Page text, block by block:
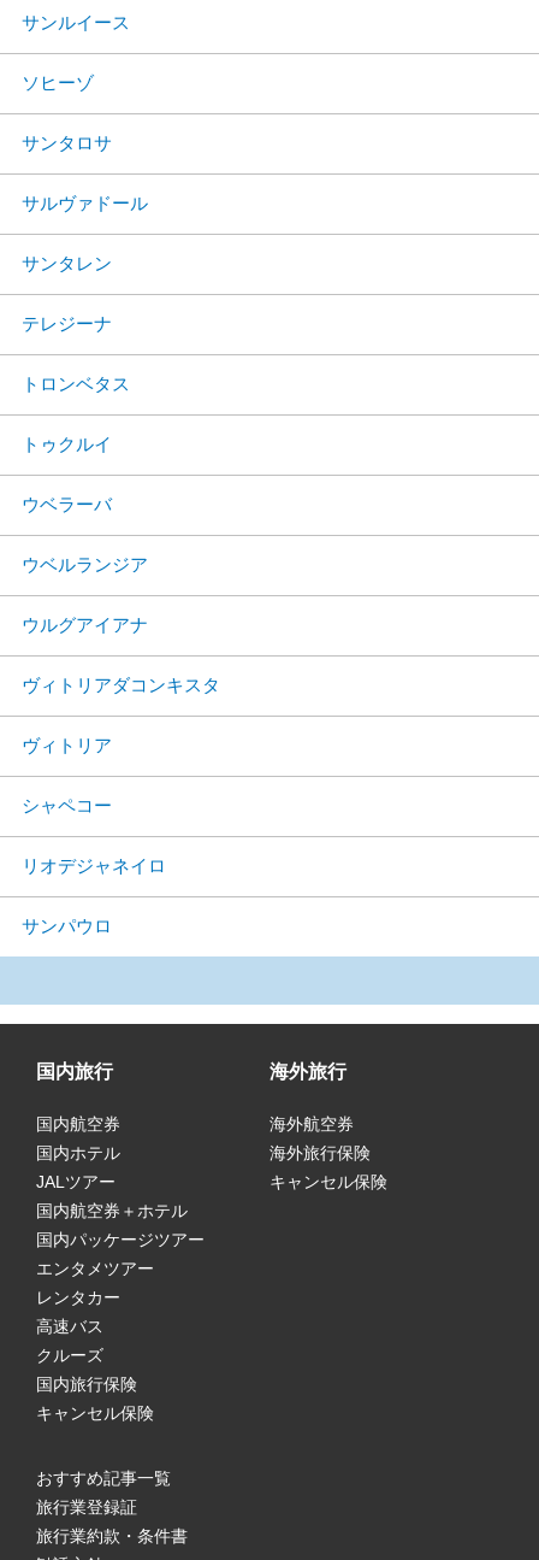
サンルイース
ソヒーゾ
サンタロサ
サルヴァドール
サンタレン
テレジーナ
トロンベタス
トゥクルイ
ウベラーバ
ウベルランジア
ウルグアイアナ
ヴィトリアダコンキスタ
ヴィトリア
シャペコー
リオデジャネイロ
サンパウロ
国内旅行
国内航空券
国内ホテル
JALツアー
国内航空券＋ホテル
国内パッケージツアー
エンタメツアー
レンタカー
高速バス
クルーズ
国内旅行保険
キャンセル保険
海外旅行
海外航空券
海外旅行保険
キャンセル保険
おすすめ記事一覧
旅行業登録証
旅行業約款・条件書